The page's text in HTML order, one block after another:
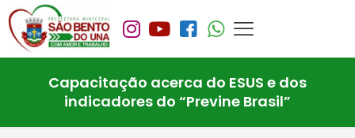
Capacitação acerca do ESUS e dos
indicadores do “Previne Brasil”